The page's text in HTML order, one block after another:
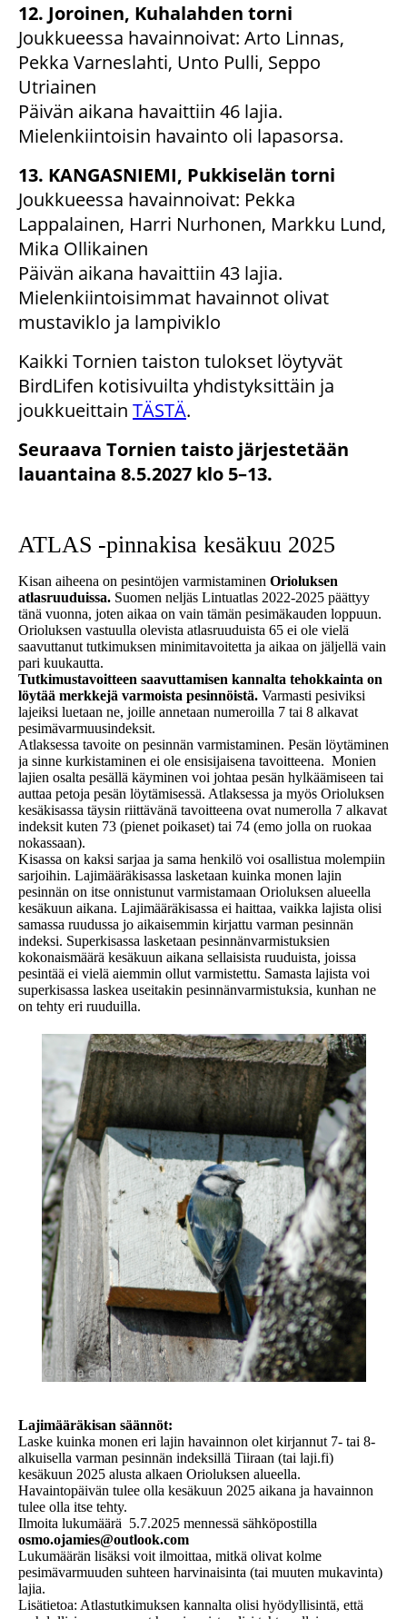
12. Joroinen, Kuhalahden torni
Joukkueessa havainnoivat: Arto Linnas,
Pekka Varneslahti, Unto Pulli, Seppo
Utriainen
Päivän aikana havaittiin 46 lajia.
Mielenkiintoisin havainto oli lapasorsa.
13. KANGASNIEMI, Pukkiselän torni
Joukkueessa havainnoivat: Pekka
Lappalainen, Harri Nurhonen, Markku Lund,
Mika Ollikainen
Päivän aikana havaittiin 43 lajia.
Mielenkiintoisimmat havainnot olivat
mustaviklo ja lampiviklo
Kaikki Tornien taiston tulokset löytyvät
BirdLifen kotisivuilta yhdistyksittäin ja
joukkueittain TÄSTÄ.
Seuraava Tornien taisto järjestetään
lauantaina 8.5.2027 klo 5–13.
ATLAS -pinnakisa kesäkuu 2025
Kisan aiheena on pesintöjen varmistaminen Orioluksen
atlasruuduissa. Suomen neljäs Lintuatlas 2022-2025 päättyy
tänä vuonna, joten aikaa on vain tämän pesimäkauden loppuun.
Orioluksen vastuulla olevista atlasruuduista 65 ei ole vielä
saavuttanut tutkimuksen minimitavoitetta ja aikaa on jäljellä vain
pari kuukautta.
Tutkimustavoitteen saavuttamisen kannalta tehokkainta on
löytää merkkejä varmoista pesinnöistä. Varmasti pesiviksi
lajeiksi luetaan ne, joille annetaan numeroilla 7 tai 8 alkavat
pesimävarmuusindeksit.
Atlaksessa tavoite on pesinnän varmistaminen. Pesän löytäminen
ja sinne kurkistaminen ei ole ensisijaisena tavoitteena. Monien
lajien osalta pesällä käyminen voi johtaa pesän hylkäämiseen tai
auttaa petoja pesän löytämisessä. Atlaksessa ja myös Orioluksen
kesäkisassa täysin riittävänä tavoitteena ovat numerolla 7 alkavat
indeksit kuten 73 (pienet poikaset) tai 74 (emo jolla on ruokaa
nokassaan).
Kisassa on kaksi sarjaa ja sama henkilö voi osallistua molempiin
sarjoihin. Lajimääräkisassa lasketaan kuinka monen lajin
pesinnän on itse onnistunut varmistamaan Orioluksen alueella
kesäkuun aikana. Lajimääräkisassa ei haittaa, vaikka lajista olisi
samassa ruudussa jo aikaisemmin kirjattu varman pesinnän
indeksi. Superkisassa lasketaan pesinnänvarmistuksien
kokonaismäärä kesäkuun aikana sellaisista ruuduista, joissa
pesintää ei vielä aiemmin ollut varmistettu. Samasta lajista voi
superkisassa laskea useitakin pesinnänvarmistuksia, kunhan ne
on tehty eri ruuduilla.
Lajimääräkisan säännöt:
Laske kuinka monen eri lajin havainnon olet kirjannut 7- tai 8-
alkuisella varman pesinnän indeksillä Tiiraan (tai laji.fi)
kesäkuun 2025 alusta alkaen Orioluksen alueella.
Havaintopäivän tulee olla kesäkuun 2025 aikana ja havainnon
tulee olla itse tehty.
Ilmoita lukumäärä 5.7.2025 mennessä sähköpostilla
osmo.ojamies@outlook.com
Lukumäärän lisäksi voit ilmoittaa, mitkä olivat kolme
pesimävarmuuden suhteen harvinaisinta (tai muuten mukavinta)
lajia.
Lisätietoa: Atlastutkimuksen kannalta olisi hyödyllisintä, että